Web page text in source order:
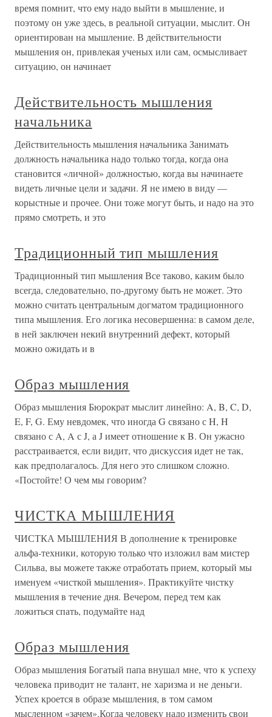
время помнит, что ему надо выйти в мышление, и
поэтому он уже здесь, в реальной ситуации, мыслит. Он
ориентирован на мышление. В действительности
мышления он, привлекая ученых или сам, осмысливает
ситуацию, он начинает
Действительность мышления
начальника
Действительность мышления начальника Занимать
должность начальника надо только тогда, когда она
становится «личной» должностью, когда вы начинаете
видеть личные цели и задачи. Я не имею в виду —
корыстные и прочее. Они тоже могут быть, и надо на это
прямо смотреть, и это
Традиционный тип мышления
Традиционный тип мышления Все таково, каким было
всегда, следовательно, по-другому быть не может. Это
можно считать центральным догматом традиционного
типа мышления. Его логика несовершенна: в самом деле,
в ней заключен некий внутренний дефект, который
можно ожидать и в
Образ мышления
Образ мышления Бюрократ мыслит линейно: A, B, C, D,
E, F, G. Ему невдомек, что иногда G связано с H, H
связано с A, A с J, а J имеет отношение к B. Он ужасно
расстраивается, если видит, что дискуссия идет не так,
как предполагалось. Для него это слишком сложно.
«Постойте! О чем мы говорим?
ЧИСТКА МЫШЛЕНИЯ
ЧИСТКА МЫШЛЕНИЯ В дополнение к тренировке
альфа-техники, которую только что изложил вам мистер
Сильва, вы можете также отработать прием, который мы
именуем «чисткой мышления». Практикуйте чистку
мышления в течение дня. Вечером, перед тем как
ложиться спать, подумайте над
Образ мышления
Образ мышления Богатый папа внушал мне, что к успеху
человека приводит не талант, не харизма и не деньги.
Успех кроется в образе мышления, в том самом
мысленном «зачем».Когда человеку надо изменить свои